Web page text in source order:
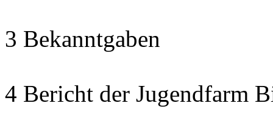
3 Bekanntgaben
4 Bericht der Jugendfarm